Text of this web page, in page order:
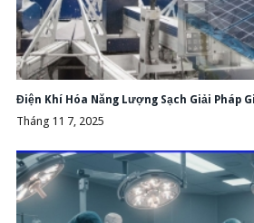
Điện Khí Hóa Năng Lượng Sạch Giải Pháp
Tháng 11 7, 2025